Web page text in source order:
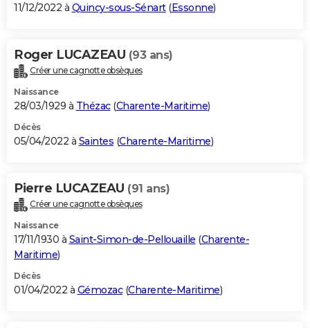
11/12/2022 à Quincy-sous-Sénart(Essonne)
Roger LUCAZEAU (93 ans)
Créer une cagnotte obsèques
Naissance
28/03/1929 à Thézac(Charente-Maritime)
Décès
05/04/2022 à Saintes (Charente-Maritime)
Pierre LUCAZEAU (91 ans)
Créer une cagnotte obsèques
Naissance
17/11/1930 à Saint-Simon-de-Pellouaille (Charente-
Maritime)
Décès
01/04/2022 à Gémozac(Charente-Maritime)